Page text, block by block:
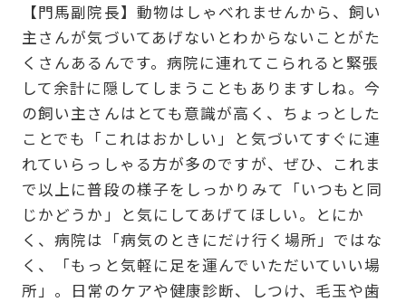
【門馬副院長】動物はしゃべれませんから、飼い
主さんが気づいてあげないとわからないことがた
くさんあるんです。病院に連れてこられると緊張
して余計に隠してしまうこともありますしね。今
の飼い主さんはとても意識が高く、ちょっとした
ことでも「これはおかしい」と気づいてすぐに連
れていらっしゃる方が多のですが、ぜひ、これま
で以上に普段の様子をしっかりみて「いつもと同
じかどうか」と気にしてあげてほしい。とにか
く、病院は「病気のときにだけ行く場所」ではな
く、「もっと気軽に足を運んでいただいていい場
所」。日常のケアや健康診断、しつけ、毛玉や歯